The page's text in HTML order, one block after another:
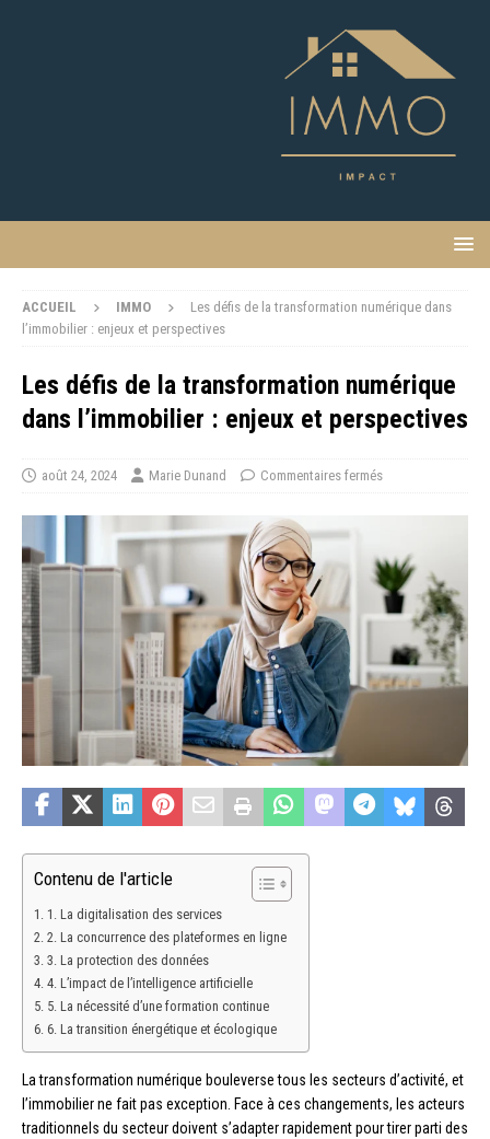
ACCUEIL IMMO
Les défis de la transformation numérique dans
l’immobilier : enjeux et perspectives
Les défis de la transformation numérique
dans l’immobilier : enjeux et perspectives
août 24, 2024 Marie Dunand Commentaires fermés
Contenu de l'article
1. La digitalisation des services
2. La concurrence des plateformes en ligne
3. La protection des données
4. L’impact de l’intelligence artificielle
5. La nécessité d’une formation continue
6. La transition énergétique et écologique
La transformation numérique bouleverse tous les secteurs d’activité, et
l’immobilier ne fait pas exception. Face à ces changements, les acteurs
traditionnels du secteur doivent s’adapter rapidement pour tirer parti des